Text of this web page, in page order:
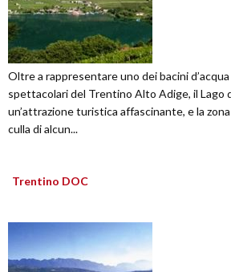
Oltre a rappresentare uno dei bacini
spettacolari del Trentino Alto Adige, il Lago
un’attrazione turistica affascinante, e la
culla di alcun...
Trentino DOC